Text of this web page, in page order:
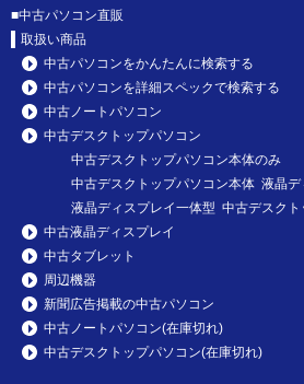
■中古パソコン直販
取扱い商品
中古パソコンをかんたんに検索する
中古パソコンを詳細スペックで検索する
中古ノートパソコン
中古デスクトップパソコン
中古デスクトップパソコン本体のみ
中古デスクトップパソコン本体 液晶デ
液晶ディスプレイ一体型 中古デスクト
中古液晶ディスプレイ
中古タブレット
周辺機器
新聞広告掲載の中古パソコン
中古ノートパソコン(在庫切れ)
中古デスクトップパソコン(在庫切れ)